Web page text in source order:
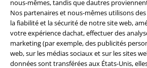
nous-mêmes, tandis que dautres
Nos partenaires et nous-mêmes utilisons
la fiabilité et la sécurité de notre site web,
votre expérience dachat, effectuer des
marketing (par exemple, des publicités
web, sur les médias sociaux et sur les sites
données sont transférées aux États-Unis,
A Warner Music Group